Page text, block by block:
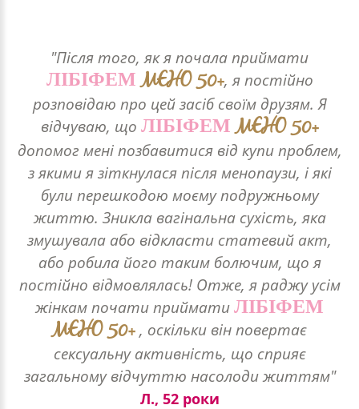
"Після того, як я почала приймати
ЛІБІФЕМMEHO 50+, я постійно
розповідаю про цей засіб своїм друзям. Я
відчуваю, що ЛІБІФЕМMEHO 50+
допомог мені позбавитися від купи проблем,
з якими я зіткнулася після менопаузи, і які
були перешкодою моєму подружньому
життю. Зникла вагінальна сухість, яка
змушувала або відкласти статевий акт,
або робила його таким болючим, що я
постійно відмовлялась! Отже, я раджу усім
жінкам почати приймати ЛІБІФЕМ
MEHO 50+ , оскільки він повертає
сексуальну активність, що сприяє
загальному відчуттю насолоди життям"
Л., 52 роки